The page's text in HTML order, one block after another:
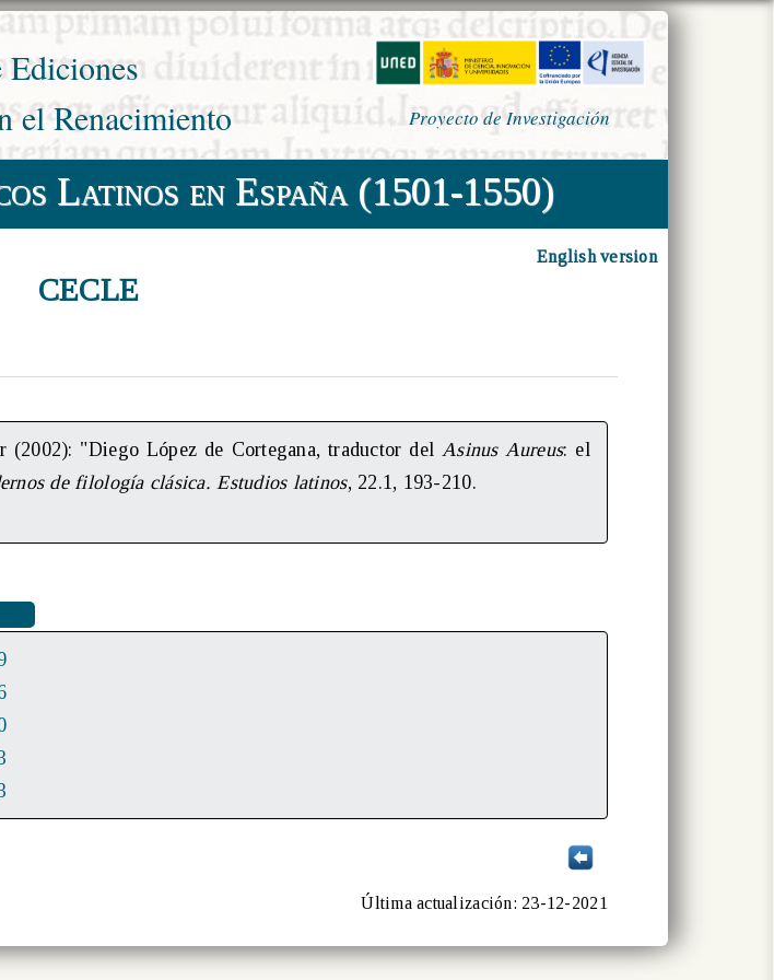
el Renacimiento
Proyecto de Investigación
Latinos en España (1501-1550)
CECLE
English version
(2002): "Diego López de Cortegana, traductor delAsinus Aureus: el
de filología clásica. Estudios latinos, 22.1, 193-210.
Última actualización: 23-12-2021